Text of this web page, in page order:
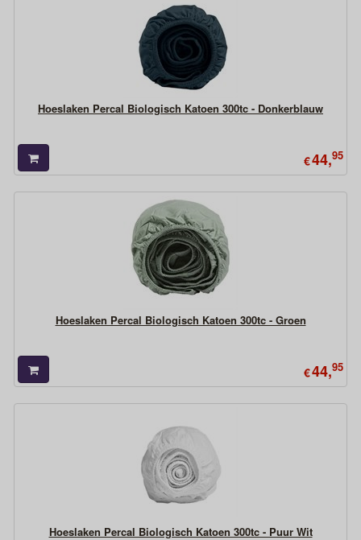
Hoeslaken Percal Biologisch Katoen 300tc - Donkerblauw
€44,95
Hoeslaken Percal Biologisch Katoen 300tc - Groen
€44,95
Hoeslaken Percal Biologisch Katoen 300tc - Puur Wit